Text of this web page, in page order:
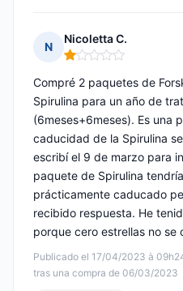
N
Nicoletta C.
Nota: 1 de 5
Publicado el 17/04/2023 à
tras una compra de 06/03/2023
Compré 2 paquetes de
Spirulina para un año de
(6meses+6meses). Es una
caducidad de la Spirulina
escribí el 9 de marzo para
paquete de Spirulina
prácticamente caducado
recibido respuesta. He
porque cero estrellas no se